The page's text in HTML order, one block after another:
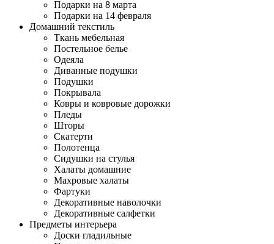
Подарки на 8 марта
Подарки на 14 февраля
Домашний текстиль
Ткань мебельная
Постельное белье
Одеяла
Диванные подушки
Подушки
Покрывала
Ковры и ковровые дорожки
Пледы
Шторы
Скатерти
Полотенца
Сидушки на стулья
Халаты домашние
Махровые халаты
Фартуки
Декоративные наволочки
Декоративные салфетки
Предметы интерьера
Доски гладильные